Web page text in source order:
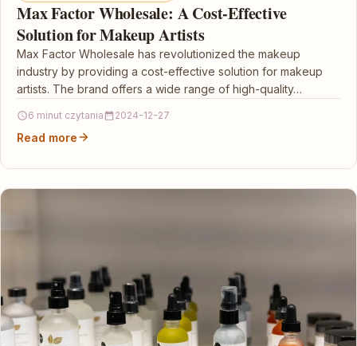
Max Factor Wholesale: A Cost-Effective
Solution for Makeup Artists
Max Factor Wholesale has revolutionized the makeup
industry by providing a cost-effective solution for makeup
artists. The brand offers a wide range of high-quality…
6 minut czytania 2024-12-27
Read more